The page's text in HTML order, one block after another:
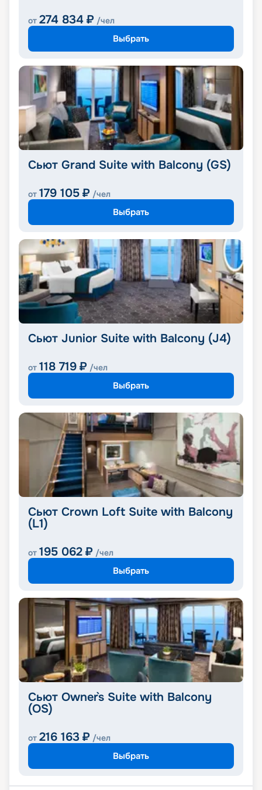
от 274 834 ₽ /чел
Выбрать
Сьют Grand Suite with Balcony (GS)
от 179 105 ₽ /чел
Выбрать
Сьют Junior Suite with Balcony (J4)
от 118 719 ₽ /чел
Выбрать
Сьют Crown Loft Suite with Balcony
(L1)
от 195 062 ₽ /чел
Выбрать
Сьют Owner`s Suite with Balcony
(OS)
от 216 163 ₽ /чел
Выбрать